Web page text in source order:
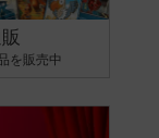
を販売中